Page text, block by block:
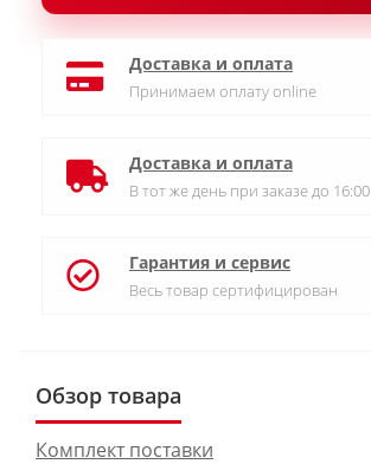
Доставка и оплата
Принимаем оплату online
Доставка и оплата
В тот же день при заказе до 16:00
Гарантия и сервис
Весь товар сертифицирован
Обзор товара
Комплект поставки